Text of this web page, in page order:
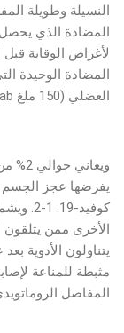
النسيلة وطويلة
المضادة الذي
المضادة الوحيدة
العضلي (150 ملغ tixagevimab و150 ملغ cilgavimab).
يفرضها عجز الجسم
الأخرى ممن يتلقون
يتناولون الأدوية
مثبطة للمناعة
المفاصل